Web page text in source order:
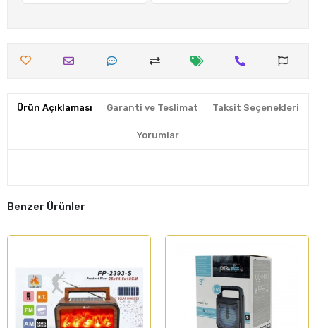
Ürün Açıklaması Garanti ve Teslimat Taksit Seçenekleri
Yorumlar
Benzer Ürünler